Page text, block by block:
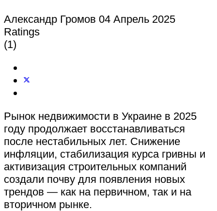
Александр Громов 04 Апрель 2025
Ratings
(1)
Рынок недвижимости в Украине в 2025
году продолжает восстанавливаться
после нестабильных лет. Снижение
инфляции, стабилизация курса гривны и
активизация строительных компаний
создали почву для появления новых
трендов — как на первичном, так и на
вторичном рынке.